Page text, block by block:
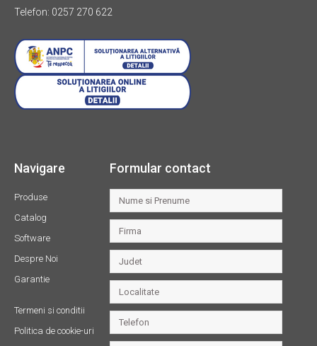
Telefon: 0257 270 622
Navigare
Produse
Catalog
Software
Despre Noi
Garantie
Termeni si conditii
Politica de cookie-uri
Formular contact